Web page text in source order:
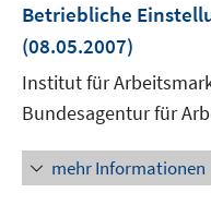
Betriebliche
(08.05.2007)
Institut für
Bundesagentur für
mehr Informationen